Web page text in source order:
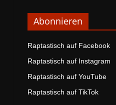
Abonnieren
Raptastisch auf Facebook
Raptastisch auf Instagram
Raptastisch auf YouTube
Raptastisch auf TikTok